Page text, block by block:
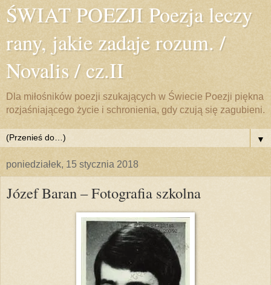
ŚWIAT POEZJI Poezja leczy
rany, jakie zadaje rozum. /
Novalis / cz.II
Dla miłośników poezji szukających w Świecie Poezji piękna
rozjaśniającego życie i schronienia, gdy czują się zagubieni.
▼
poniedziałek, 15 stycznia 2018
Józef Baran – Fotografia szkolna